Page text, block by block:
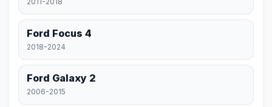
Ford Focus 4
2018-2024
Ford Galaxy 2
2006-2015